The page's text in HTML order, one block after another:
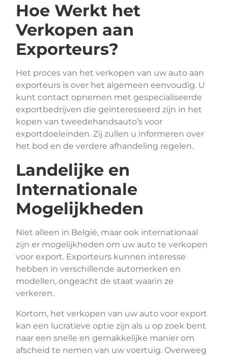
Hoe Werkt het
Verkopen aan
Exporteurs?
Het proces van het verkopen van uw auto aan
exporteurs is over het algemeen eenvoudig. U
kunt contact opnemen met gespecialiseerde
exportbedrijven die geïnteresseerd zijn in het
kopen van tweedehandsauto’s voor
exportdoeleinden. Zij zullen u informeren over
het bod en de verdere afhandeling regelen.
Landelijke en
Internationale
Mogelijkheden
Niet alleen in België, maar ook internationaal
zijn er mogelijkheden om uw auto te verkopen
voor export. Exporteurs kunnen interesse
hebben in verschillende automerken en
modellen, ongeacht de staat waarin ze
verkeren.
Kortom, het verkopen van uw auto voor export
kan een lucratieve optie zijn als u op zoek bent
naar een snelle en gemakkelijke manier om
afscheid te nemen van uw voertuig. Overweeg